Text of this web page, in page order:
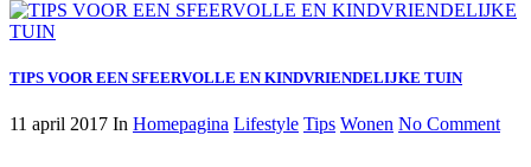
TIPS VOOR EEN SFEERVOLLE EN KINDVRIENDELIJKE TUIN
11 april 2017 In Homepagina Lifestyle Tips Wonen No Comment